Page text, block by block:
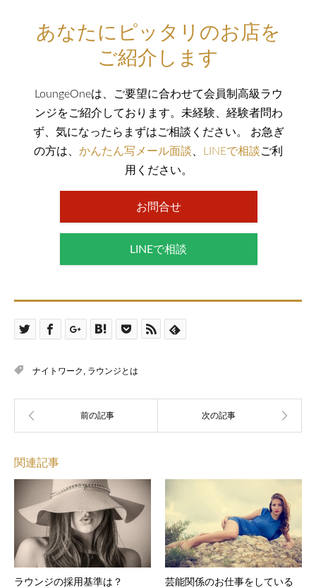
あなたにピッタリのお店を
ご紹介します
LoungeOneは、ご要望に合わせて会員制高級ラウ
ンジをご紹介しております。未経験、経験者問わ
ず、気になったらまずはご相談ください。 お急ぎ
の方は、かんたん写メール面談 LINEで相談ご利
用ください。
お問合せ
LINEで相談
ナイトワーク , ラウンジとは
関連記事
ラウンジの採用基準は？ 芸能関係のお仕事をしている